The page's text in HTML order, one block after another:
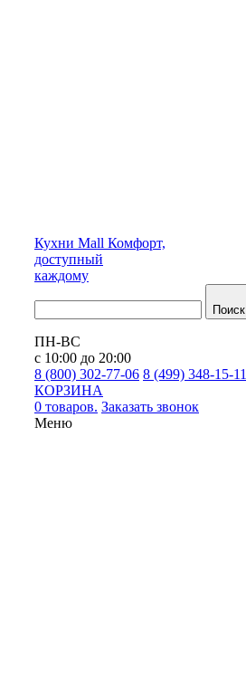
Кухни Mall Комфорт,
доступный
каждому
Поиск
ПН-ВС
с 10:00 до 20:00
8 (800) 302-77-06 8 (499) 348-15-11
КОРЗИНА
0 товаров. Заказать звонок
Меню